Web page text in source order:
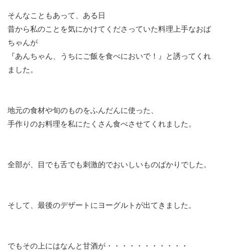
そんなこともあって、ある日
昔から私のことを気にかけてくださっていた料理上手なおば
ちゃんが
『あんちゃん、うちにご飯を食べにおいで！』と誘ってくれ
ました。
地元の食材や旬のものをふんだんに使った、
手作りのお料理を私にたくさん食べさせてくれました。
全部が、目でも舌でも刺激的でおいしいものばかりでした。
そして、最後のデザートにヨーグルトが出てきました。
でもその上にはなんと甘酒が・・・・・・・・・・・